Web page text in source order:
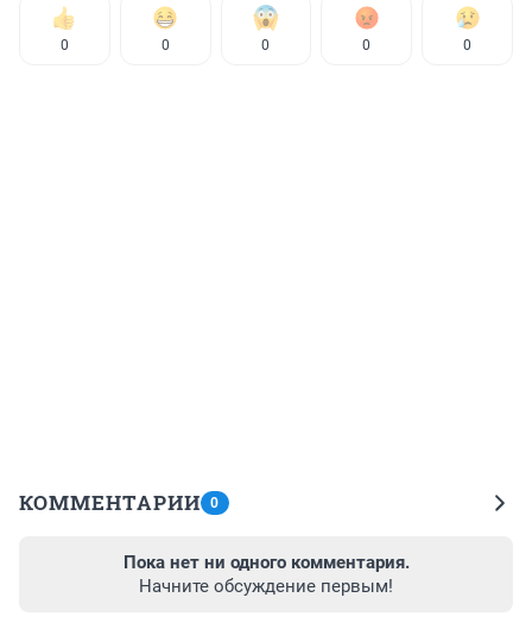
0 0 0 0 0
КОММЕНТАРИИ 0
Пока нет ни одного комментария.
Начните обсуждение первым!